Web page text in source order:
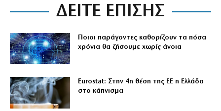
ΔΕΙΤΕ ΕΠΙΣΗΣ
Ποιοι παράγοντες καθορίζουν τα πόσα
χρόνια θα ζήσουμε χωρίς άνοια
Eurostat: Στην 4η θέση της ΕΕ η Ελλάδα
στο κάπνισμα